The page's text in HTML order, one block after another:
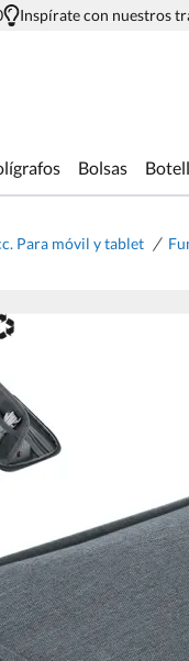
Inspírate con nuestros
Bolsas
Para móvil y tablet /